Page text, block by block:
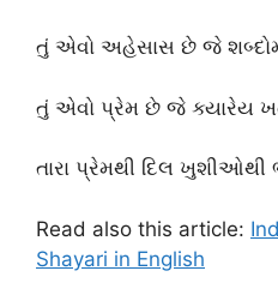
તું એવો અહેસાસ છે જે
તું એવો પ્રેમ છે જે ક્યારેય
તારા પ્રેમથી દિલ
Read also this article:
Shayari in English